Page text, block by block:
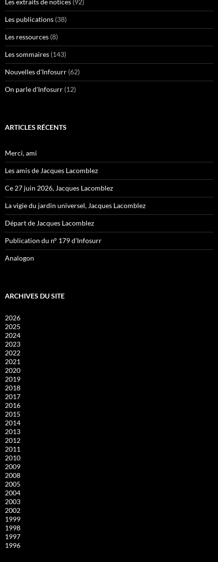
Les extraits de notices (92)
Les publications (38)
Les ressources (8)
Les sommaires (143)
Nouvelles d'Infosurr (62)
On parle d'Infosurr (12)
ARTICLES RÉCENTS
Merci, ami
Les amis de Jacques Lacomblez
Ce 27 juin 2026, Jacques Lacomblez
La vigie du jardin universel, Jacques Lacomblez
Départ de Jacques Lacomblez
Publication du n° 179 d’Infosurr
Analogon
ARCHIVES DU SITE
2026
2025
2024
2023
2022
2021
2020
2019
2018
2017
2016
2015
2014
2013
2012
2011
2010
2009
2008
2005
2004
2003
2002
1999
1998
1997
1996